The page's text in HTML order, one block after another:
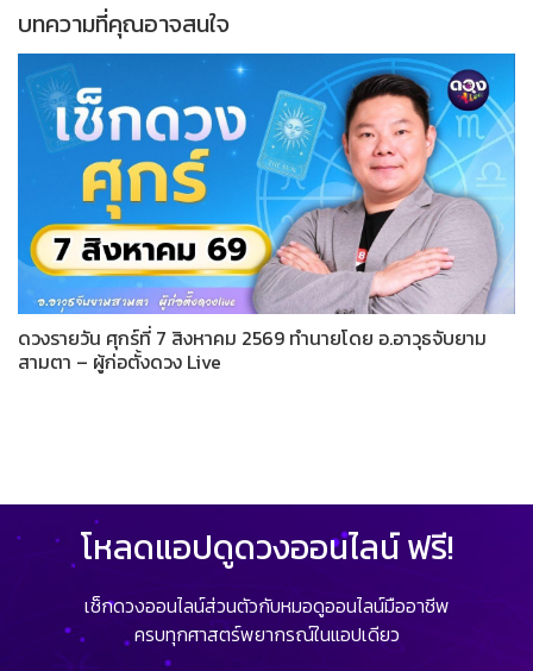
บทความที่คุณอาจสนใจ
ดวงรายวัน ศุกร์ที่ 7 สิงหาคม 2569 ทำนายโดย อ.อาวุธจับยาม
สามตา – ผู้ก่อตั้งดวง Live
โหลดแอปดูดวงออนไลน์ ฟรี!
เช็กดวงออนไลน์ส่วนตัวกับหมอดูออนไลน์มืออาชีพ
ครบทุกศาสตร์พยากรณ์ในแอปเดียว